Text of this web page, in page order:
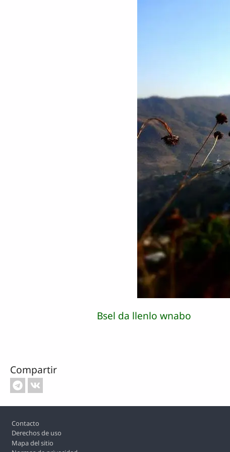
Bsel da llenlo wnabo
Compartir
Contacto
Derechos de uso
Mapa del sitio